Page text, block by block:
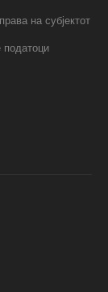
на субјектот
податоци